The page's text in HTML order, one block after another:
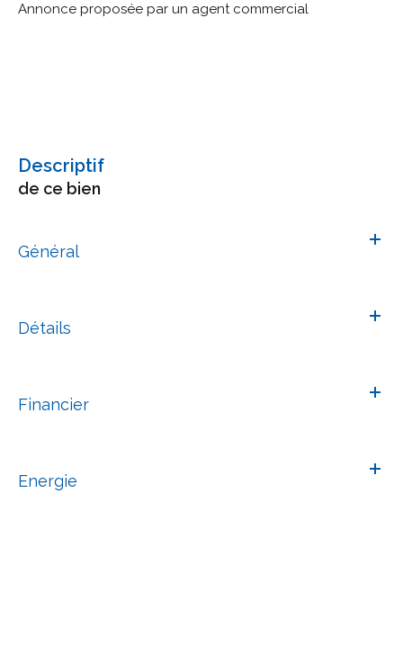
Annonce proposée par un agent commercial
descriptif
de ce bien
Général
Détails
Financier
Energie